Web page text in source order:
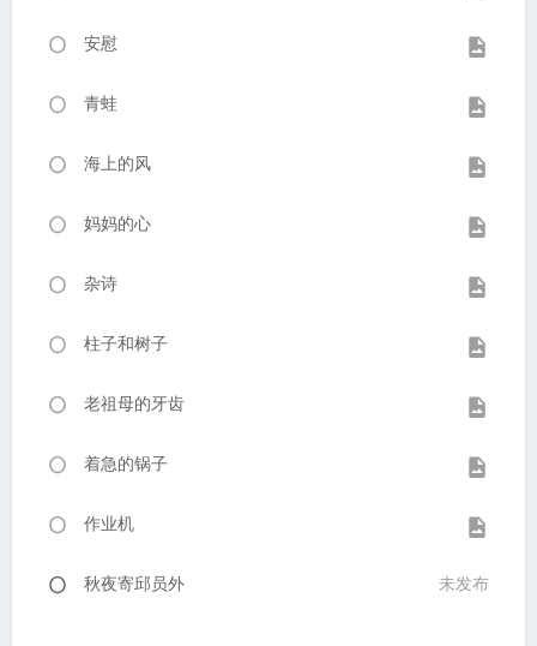
安慰
青蛙
海上的风
妈妈的心
杂诗
柱子和树子
老祖母的牙齿
着急的锅子
作业机
秋夜寄邱员外 未发布